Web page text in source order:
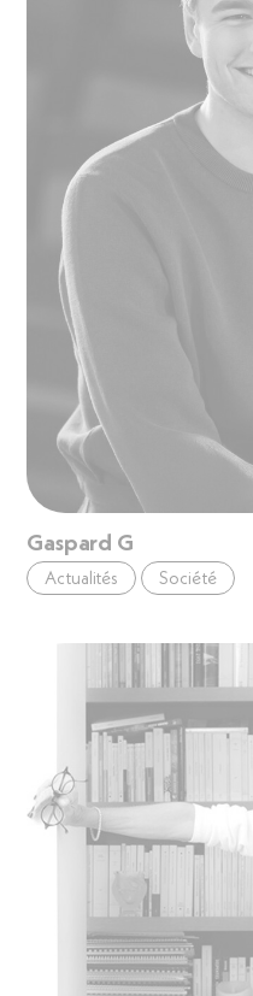
Gaspard G
Actualités Société